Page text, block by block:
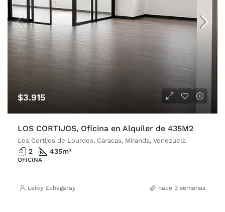
$3.915
LOS CORTIJOS, Oficina en Alquiler de 435M2
Los Cortijos de Lourdes, Caracas, Miranda, Venezuela
2 435m²
OFICINA
Leiby Echegaray hace 3 semanas